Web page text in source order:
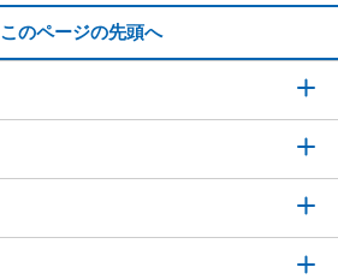
このページの先頭へ